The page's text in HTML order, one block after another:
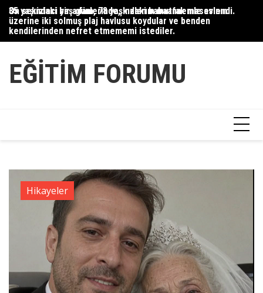
Skip
content
35 yaşındaki bir adam, 78 yaşındaki babaannemle evlendi.
On sekizinci yaş günlerinde, kızlarım mutfak masasının
üzerine iki solmuş plaj havlusu koydular ve benden
kendilerinden nefret etmememi istediler.
EĞITIM FORUMU
Hikayeler